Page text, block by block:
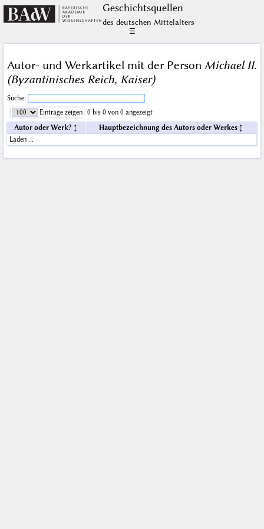
Geschichts­quellen
des deutschen Mittelalters
☰
Autor- und Werkartikel mit der Person Michael II.
(Byzantinisches Reich, Kaiser)
Suche:
Einträge zeigen
0 bis 0 von 0 angezeigt
Autor oder Werk?
Hauptbezeichnung des Autors oder Werkes
Laden …